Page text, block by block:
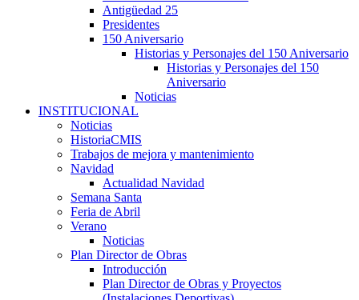
Antigüedad 25
Presidentes
150 Aniversario
Historias y Personajes del 150 Aniversario
Historias y Personajes del 150
Aniversario
Noticias
INSTITUCIONAL
Noticias
HistoriaCMIS
Trabajos de mejora y mantenimiento
Navidad
Actualidad Navidad
Semana Santa
Feria de Abril
Verano
Noticias
Plan Director de Obras
Introducción
Plan Director de Obras y Proyectos